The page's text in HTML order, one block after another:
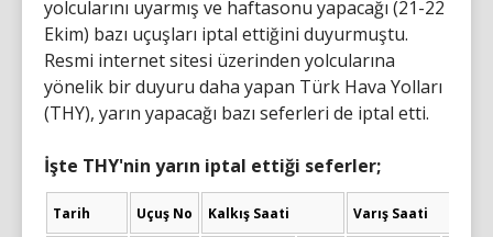
yolcularını uyarmış ve haftasonu yapacağı (21-22
Ekim) bazı uçuşları iptal ettiğini duyurmuştu.
Resmi internet sitesi üzerinden yolcularına
yönelik bir duyuru daha yapan Türk Hava Yolları
(THY), yarın yapacağı bazı seferleri de iptal etti.
İşte THY'nin yarın iptal ettiği seferler;
Tarih Uçuş No Kalkış Saati Varış Saati